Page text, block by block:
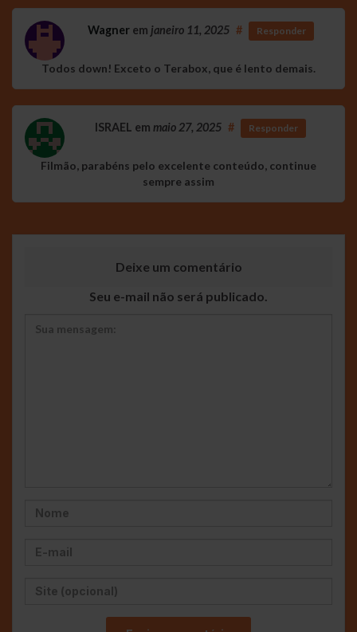
Wagnerem janeiro 11, 2025 # Responder
Todos down! Exceto o Terabox, que é lento demais.
ISRAEL em maio 27, 2025 # Responder
Filmão, parabéns pelo excelente conteúdo, continue
sempre assim
Deixe um comentário
Seu e-mail não será publicado.